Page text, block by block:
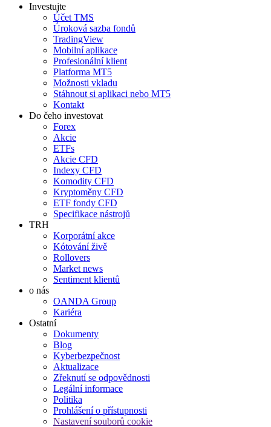
Investujte
Účet TMS
Úroková sazba fondů
TradingView
Mobilní aplikace
Profesionální klient
Platforma MT5
Možnosti vkladu
Stáhnout si aplikaci nebo MT5
Kontakt
Do čeho investovat
Forex
Akcie
ETFs
Akcie CFD
Indexy CFD
Komodity CFD
Kryptoměny CFD
ETF fondy CFD
Specifikace nástrojů
TRH
Korporátní akce
Kótování živě
Rollovers
Market news
Sentiment klientů
o nás
OANDA Group
Kariéra
Ostatní
Dokumenty
Blog
Kyberbezpečnost
Aktualizace
Zřeknutí se odpovědnosti
Legální informace
Politika
Prohlášení o přístupnosti
Nastavení souborů cookie